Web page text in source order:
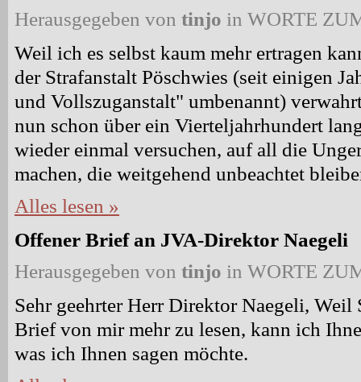
Herausgegeben von tinjo in WORTE
Weil ich es selbst kaum mehr ertragen
der Strafanstalt Pöschwies (seit einigen
und Vollszuganstalt" umbenannt)
nun schon über ein Vierteljahrhundert
wieder einmal versuchen, auf all die
machen, die weitgehend unbeachtet
Alles lesen »
Offener Brief an JVA-Direktor Naegeli
Herausgegeben von tinjo in WORTE
Sehr geehrter Herr Direktor Naegeli,
Brief von mir mehr zu lesen, kann ich
was ich Ihnen sagen möchte.